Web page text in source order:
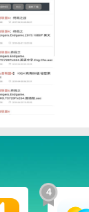
播放，自由
时观看，时
，特别是珍
4